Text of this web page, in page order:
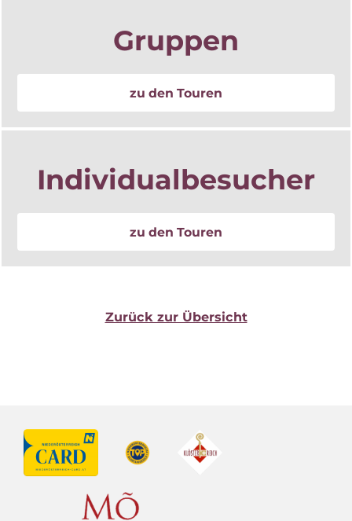
Grup­pen
zu den Touren
In­di­vi­du­al­be­su­cher
zu den Touren
Zu­rück zur Übersicht